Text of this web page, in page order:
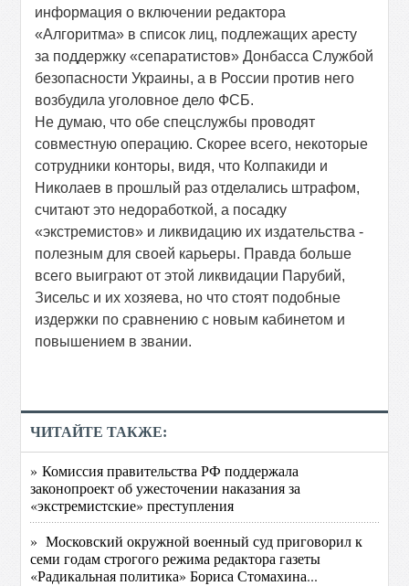
информация о включении редактора
«Алгоритма» в список лиц, подлежащих аресту
за поддержку «сепаратистов» Донбасса Службой
безопасности Украины, а в России против него
возбудила уголовное дело ФСБ.
Не думаю, что обе спецслужбы проводят
совместную операцию. Скорее всего, некоторые
сотрудники конторы, видя, что Колпакиди и
Николаев в прошлый раз отделались штрафом,
считают это недоработкой, а посадку
«экстремистов» и ликвидацию их издательства -
полезным для своей карьеры. Правда больше
всего выиграют от этой ликвидации Парубий,
Зисельс и их хозяева, но что стоят подобные
издержки по сравнению с новым кабинетом и
повышением в звании.
ЧИТАЙТЕ ТАКЖЕ:
» Комиссия правительства РФ поддержала
законопроект об ужесточении наказания за
«экстремистские» преступления
» Московский окружной военный суд приговорил к
семи годам строгого режима редактора газеты
«Радикальная политика» Бориса Стомахина...